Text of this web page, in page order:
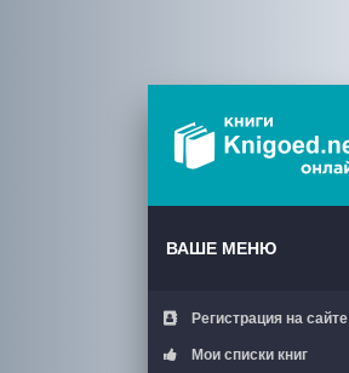
ВАШЕ МЕНЮ
Регистрация на сайте
Мои списки книг